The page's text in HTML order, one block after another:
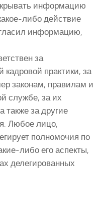
информацию
либо действие
информацию,
за
практики, за
законам, правилам и
службе, за их
также за другие
Любое лицо,
полномочия по
либо его аспекты,
делегированных